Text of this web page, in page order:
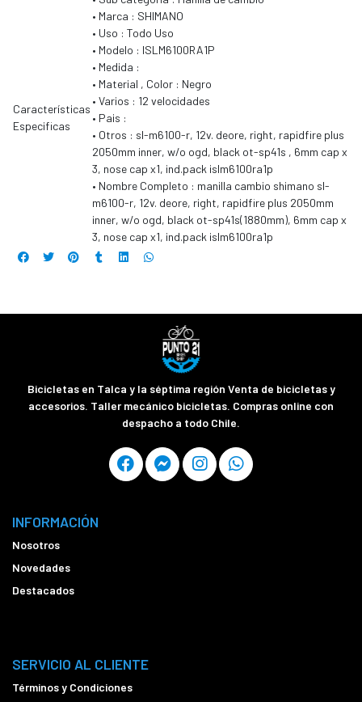
Características
Especificas
• Marca : SHIMANO
• Uso : Todo Uso
• Modelo : ISLM6100RA1P
• Medida :
• Material , Color : Negro
• Varios : 12 velocidades
• Pais :
• Otros : sl-m6100-r, 12v. deore, right, rapidfire plus
2050mm inner, w/o ogd, black ot-sp41s , 6mm cap x
3, nose cap x1, ind.pack islm6100ra1p
• Nombre Completo : manilla cambio shimano sl-
m6100-r, 12v. deore, right, rapidfire plus 2050mm
inner, w/o ogd, black ot-sp41s(1880mm), 6mm cap x
3, nose cap x1, ind.pack islm6100ra1p
Bicicletas en Talca y la séptima región Venta de bicicletas y
accesorios. Taller mecánico bicicletas. Compras online con
despacho a todo Chile.
INFORMACIÓN
Nosotros
Novedades
Destacados
SERVICIO AL CLIENTE
Términos y Condiciones